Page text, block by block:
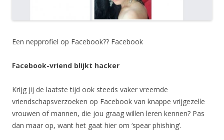
Een nepprofiel op Facebook?? Facebook
Facebook-vriend blijkt hacker
Krijg jij de laatste tijd ook steeds vaker vreemde
vriendschapsverzoeken op Facebook van knappe vrijgezelle
vrouwen of mannen, die jou graag willen leren kennen? Pas
dan maar op, want het gaat hier om ‘spear phishing’.